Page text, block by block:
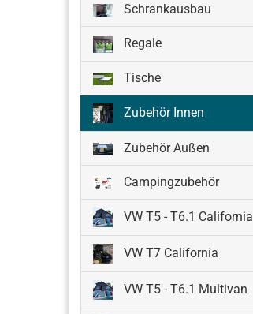
Schrankausbau
Regale
Tische
Zubehör Innen
Zubehör Außen
Campingzubehör
VW T5 - T6.1 California
VW T7 California
VW T5 - T6.1 Multivan